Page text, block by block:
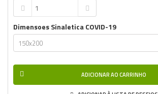
Dimensoes Sinaletica COVID-19
ADICIONAR AO CARRINHO